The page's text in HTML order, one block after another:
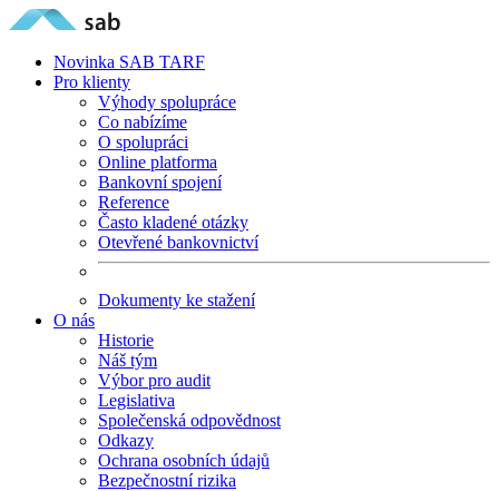
Novinka SAB TARF
Pro klienty
Výhody spolupráce
Co nabízíme
O spolupráci
Online platforma
Bankovní spojení
Reference
Často kladené otázky
Otevřené bankovnictví
Dokumenty ke stažení
O nás
Historie
Náš tým
Výbor pro audit
Legislativa
Společenská odpovědnost
Odkazy
Ochrana osobních údajů
Bezpečnostní rizika